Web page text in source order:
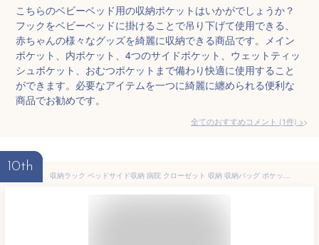
こちらのベビーベッド用の収納ポケットはいかがでしょうか？
フックをベビーベッドに掛けることで吊り下げて使用できる、
赤ちゃんの様々なグッズを綺麗に収納できる商品です。メイン
ポケット、内ポケット、4つのサイドポケット、ウェットティッ
シュポケット、おむつポケットまで備わり快適に使用すること
ができます。必要なアイテムを一つに綺麗に纏められる便利な
商品でお勧めです。
全てのおすすめコメント (1件) >
10th
収納ラック ベッドサイド収納 病院 クローゼット 収納 収納バッグ ポケット 吊り下げラック 小物整理 寮 ベビーベッド